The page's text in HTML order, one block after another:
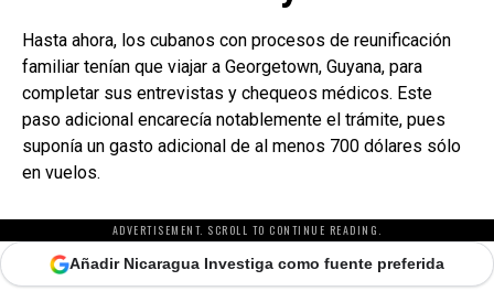
Hasta ahora, los cubanos con procesos de reunificación
familiar tenían que viajar a Georgetown, Guyana, para
completar sus entrevistas y chequeos médicos. Este
paso adicional encarecía notablemente el trámite, pues
suponía un gasto adicional de al menos 700 dólares sólo
en vuelos.
ADVERTISEMENT. SCROLL TO CONTINUE READING.
Añadir Nicaragua Investiga como fuente preferida